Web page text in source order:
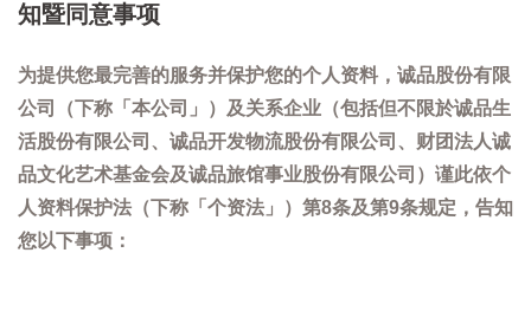
知暨同意事项
为提供您最完善的服务并保护您的个人资料，诚品股份有限
公司（下称「本公司」）及关系企业（包括但不限於诚品生
活股份有限公司、诚品开发物流股份有限公司、财团法人诚
品文化艺术基金会及诚品旅馆事业股份有限公司）谨此依个
人资料保护法（下称「个资法」）第8条及第9条规定，告知
您以下事项：